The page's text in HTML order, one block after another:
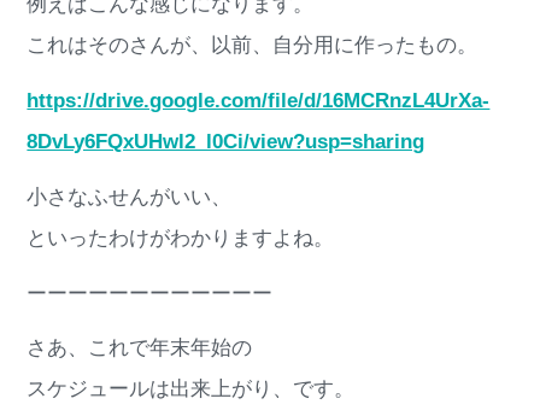
これはそのさんが、以前、自分用に作ったもの。
https://drive.google.com/file/d/16MCRnzL4UrXa-
8DvLy6FQxUHwl2_l0Ci/view?usp=sharing
小さなふせんがいい、
といったわけがわかりますよね。
ーーーーーーーーーーーー
さあ、これで年末年始の
スケジュールは出来上がり、です。